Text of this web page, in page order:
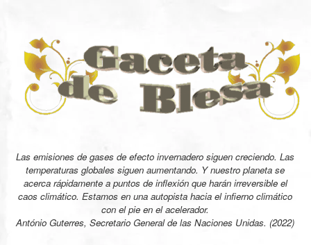
Las emisiones de gases de efecto invernadero siguen creciendo. Las
temperaturas globales siguen aumentando. Y nuestro planeta se
acerca rápidamente a puntos de inflexión que harán irreversible el
caos climático. Estamos en una autopista hacia el infierno climático
con el pie en el acelerador.
António Guterres, Secretario General de las Naciones Unidas. (2022)